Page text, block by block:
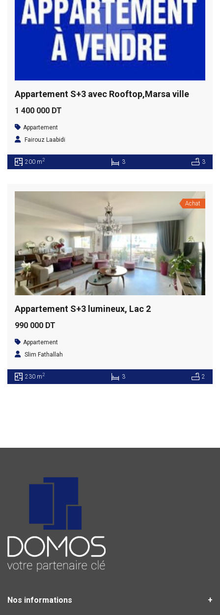
Appartement S+3 avec Rooftop,Marsa ville
1 400 000 DT
Appartement
Fairouz Laabidi
200 m2 3 3
Achat
Appartement S+3 lumineux, Lac 2
990 000 DT
Appartement
Slim Fathallah
230 m2 3 2
Nos informations